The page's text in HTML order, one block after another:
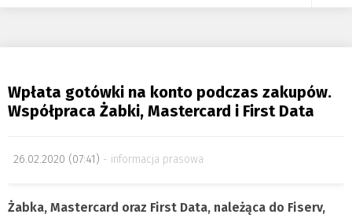
Wpłata gotówki na konto podczas zakupów.
Współpraca Żabki, Mastercard i First Data
26.02.2020 (07:41) informacja prasowa
Żabka, Mastercard oraz First Data, należąca do Fiserv,